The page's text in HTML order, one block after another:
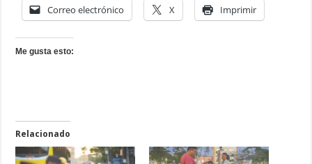
Correo electrónico X Imprimir
Me gusta esto:
Relacionado